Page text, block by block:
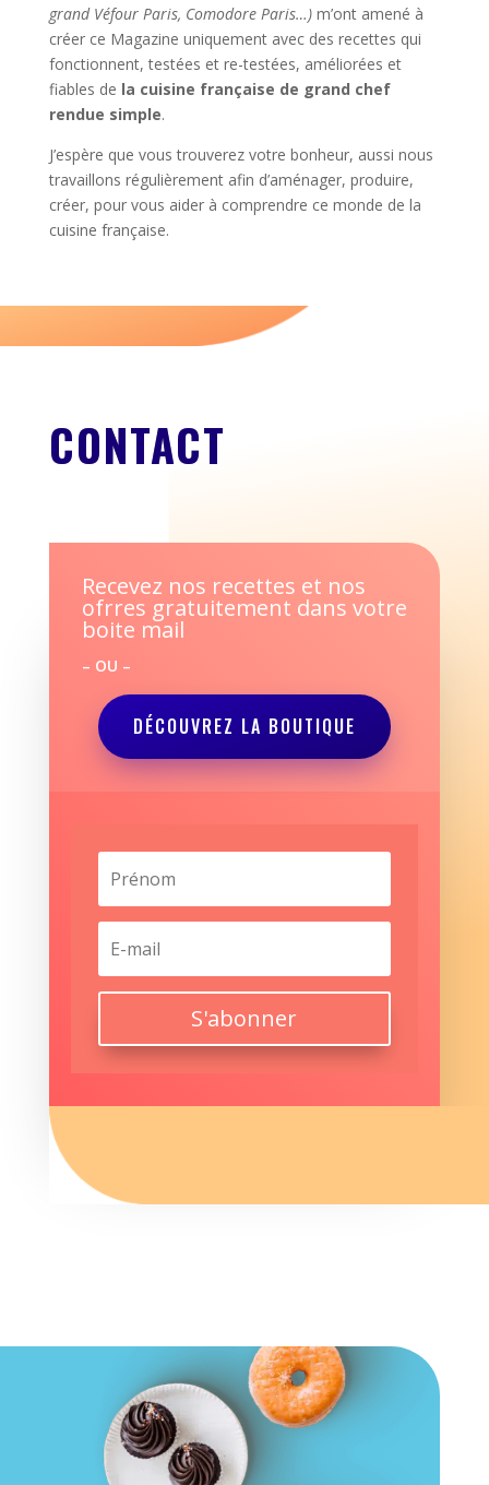
grand Véfour Paris, Comodore Paris…)m’ont amené à
créer ce Magazine uniquement avec des recettes qui
fonctionnent, testées et re-testées, améliorées et
fiables de la cuisine française de grand chef
rendue simple.
J’espère que vous trouverez votre bonheur, aussi nous
travaillons régulièrement afin d’aménager, produire,
créer, pour vous aider à comprendre ce monde de la
cuisine française.
CONTACT
Recevez nos recettes et nos
ofrres gratuitement dans votre
boite mail
– OU –
DÉCOUVREZ LA BOUTIQUE
S'abonner